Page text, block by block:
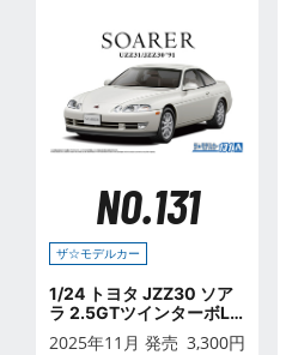
NO.131
ザ☆モデルカー
1/24 トヨタ JZZ30 ソア
ラ 2.5GTツインターボL
2025年11月 発売 3,300円